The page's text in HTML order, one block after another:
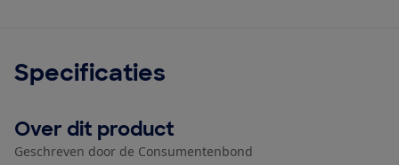
Specificaties
Over dit product
Geschreven door de Consumentenbond